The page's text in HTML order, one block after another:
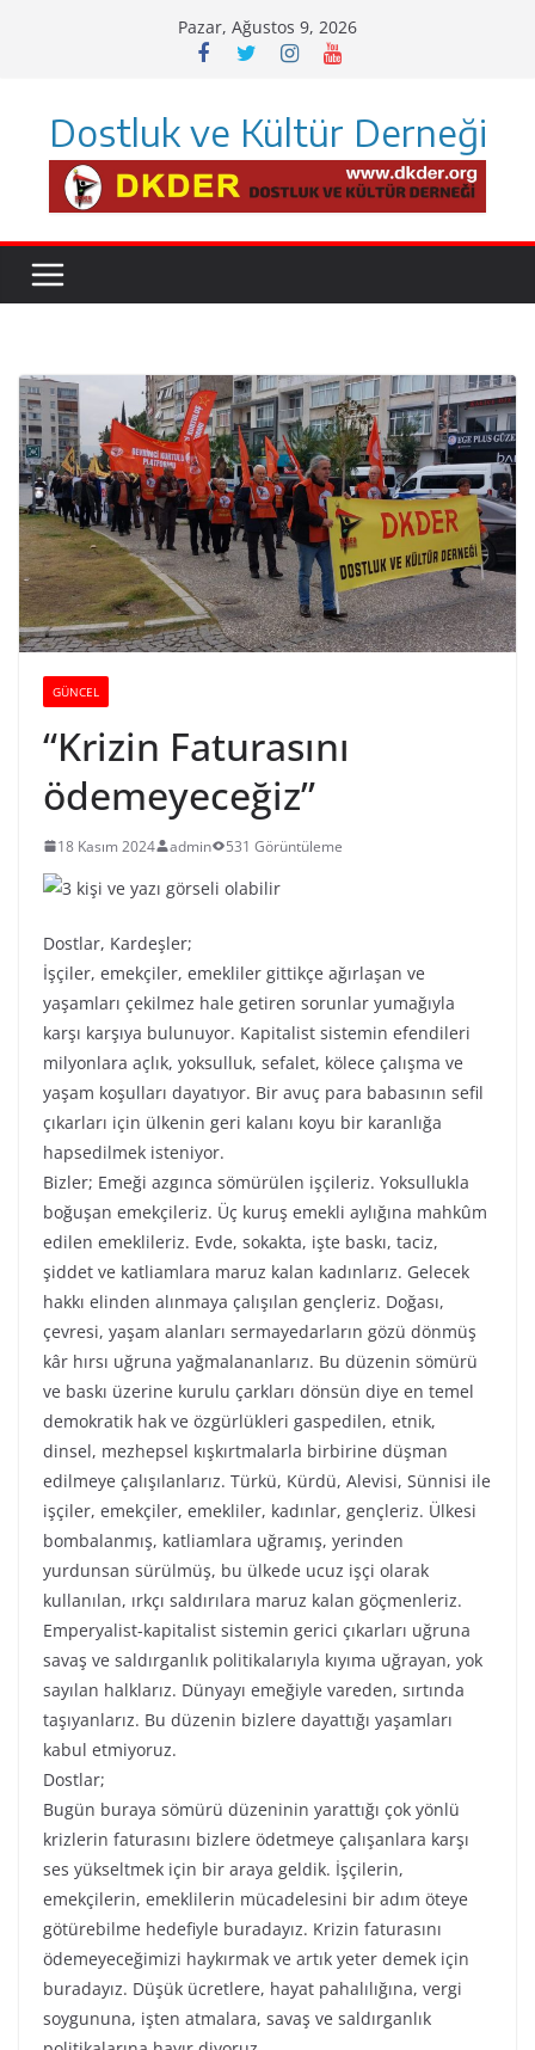
Pazar, Ağustos 9, 2026
Dostluk ve Kültür Derneği
GÜNCEL
“Krizin Faturasını
ödemeyeceğiz”
18 Kasım 2024 admin 531 Görüntüleme
Dostlar, Kardeşler;
İşçiler, emekçiler, emekliler gittikçe ağırlaşan ve
yaşamları çekilmez hale getiren sorunlar yumağıyla
karşı karşıya bulunuyor. Kapitalist sistemin efendileri
milyonlara açlık, yoksulluk, sefalet, kölece çalışma ve
yaşam koşulları dayatıyor. Bir avuç para babasının sefil
çıkarları için ülkenin geri kalanı koyu bir karanlığa
hapsedilmek isteniyor.
Bizler; Emeği azgınca sömürülen işçileriz. Yoksullukla
boğuşan emekçileriz. Üç kuruş emekli aylığına mahkûm
edilen emeklileriz. Evde, sokakta, işte baskı, taciz,
şiddet ve katliamlara maruz kalan kadınlarız. Gelecek
hakkı elinden alınmaya çalışılan gençleriz. Doğası,
çevresi, yaşam alanları sermayedarların gözü dönmüş
kâr hırsı uğruna yağmalananlarız. Bu düzenin sömürü
ve baskı üzerine kurulu çarkları dönsün diye en temel
demokratik hak ve özgürlükleri gaspedilen, etnik,
dinsel, mezhepsel kışkırtmalarla birbirine düşman
edilmeye çalışılanlarız. Türkü, Kürdü, Alevisi, Sünnisi ile
işçiler, emekçiler, emekliler, kadınlar, gençleriz. Ülkesi
bombalanmış, katliamlara uğramış, yerinden
yurdunsan sürülmüş, bu ülkede ucuz işçi olarak
kullanılan, ırkçı saldırılara maruz kalan göçmenleriz.
Emperyalist-kapitalist sistemin gerici çıkarları uğruna
savaş ve saldırganlık politikalarıyla kıyıma uğrayan, yok
sayılan halklarız. Dünyayı emeğiyle vareden, sırtında
taşıyanlarız. Bu düzenin bizlere dayattığı yaşamları
kabul etmiyoruz.
Dostlar;
Bugün buraya sömürü düzeninin yarattığı çok yönlü
krizlerin faturasını bizlere ödetmeye çalışanlara karşı
ses yükseltmek için bir araya geldik. İşçilerin,
emekçilerin, emeklilerin mücadelesini bir adım öteye
götürebilme hedefiyle buradayız. Krizin faturasını
ödemeyeceğimizi haykırmak ve artık yeter demek için
buradayız. Düşük ücretlere, hayat pahalılığına, vergi
soygununa, işten atmalara, savaş ve saldırganlık